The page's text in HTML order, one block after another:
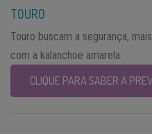
TOURO
Touro buscam a segurança,
com a kalanchoe amarela.
CLIQUE PARA SABER A